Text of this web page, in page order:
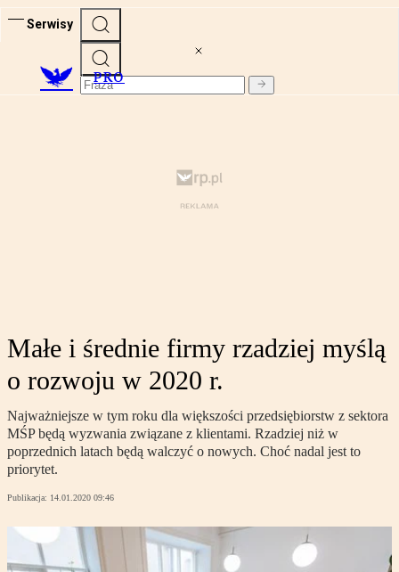
Serwisy
PRO
Małe i średnie firmy rzadziej myślą
o rozwoju w 2020 r.
Najważniejsze w tym roku dla większości przedsiębiorstw z sektora
MŚP będą wyzwania związane z klientami. Rzadziej niż w
poprzednich latach będą walczyć o nowych. Choć nadal jest to
priorytet.
Publikacja: 14.01.2020 09:46